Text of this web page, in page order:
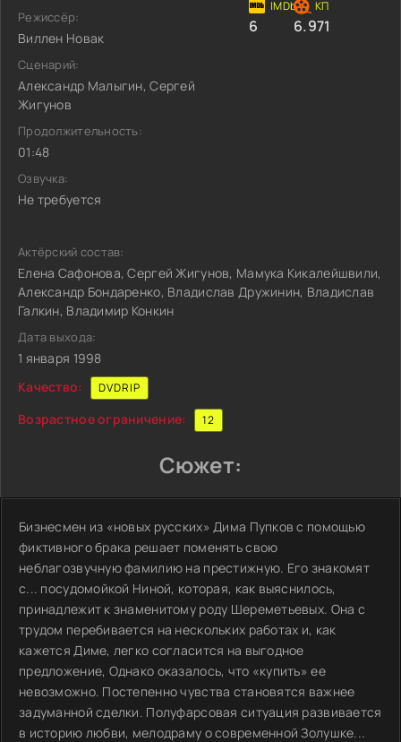
Режиссёр:
Виллен Новак
Сценарий:
Александр Малыгин, Сергей
Жигунов
Продолжительность:
01:48
Озвучка:
Не требуется
6 6.971
Актёрский состав:
Елена Сафонова, Сергей Жигунов, Мамука Кикалейшвили,
Александр Бондаренко, Владислав Дружинин, Владислав
Галкин, Владимир Конкин
Дата выхода:
1 января 1998
Качество:
DVDRIP
Возрастное ограничение: 12
Сюжет:
Бизнесмен из «новых русских» Дима Пупков с помощью
фиктивного брака решает поменять свою
неблагозвучную фамилию на престижную. Его знакомят
с... посудомойкой Ниной, которая, как выяснилось,
принадлежит к знаменитому роду Шереметьевых. Она с
трудом перебивается на нескольких работах и, как
кажется Диме, легко согласится на выгодное
предложение, Однако оказалось, что «купить» ее
невозможно. Постепенно чувства становятся важнее
задуманной сделки. Полуфарсовая ситуация развивается
в историю любви, мелодраму о современной Золушке...